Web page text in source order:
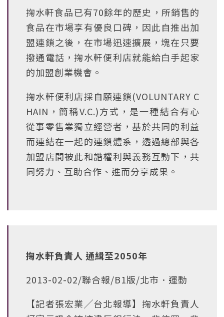
掬水軒食品已有70餘年的歷史，所銷售的
食品在市場享有優良口碑，因此自推出加
盟連鎖之後，在市場迅速擴展，塊在只要
撥通電話，掬水軒便利店就能給白手起家
的加盟創業機會。
掬水軒便利店採自願連鎖(VOLUNTARY C
HAIN，簡稱V.C.)方式，是一種結合有心
從事零售業獨立經營者，基於共同的利益
而連結在一起的連鎖體系，透過總部與各
加盟店間被此和諧權利與義務互動下，共
同努力、互助合作、進而分享成果。
掬水軒負責人 通緝至2050年
2013-02-02/聯合報/B1版/北市．運動
【記者張宏業╱台北報導】掬水軒負責人